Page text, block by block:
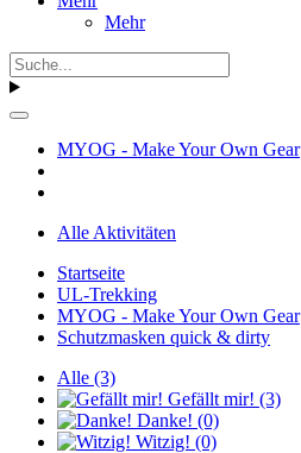
Mehr
MYOG - Make Your Own Gear
Alle Aktivitäten
Startseite
UL-Trekking
MYOG - Make Your Own Gear
Schutzmasken quick & dirty
Alle (3)
Gefällt mir! (3)
Danke! (0)
Witzig! (0)